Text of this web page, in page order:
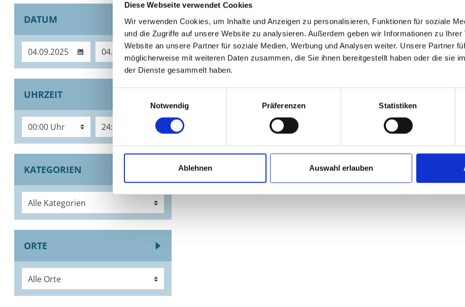
Diese Webseite verwendet Cookies
Wir verwenden Cookies, um Inhalte und Anzeigen zu personalisieren, Funktionen für soziale
und die Zugriffe auf unsere Website zu analysieren. Außerdem geben wir Informationen zu Ihrer
Website an unsere Partner für soziale Medien, Werbung und Analysen weiter. Unsere Partner
möglicherweise mit weiteren Daten zusammen, die Sie ihnen bereitgestellt haben oder die sie
der Dienste gesammelt haben.
Notwendig
Präferenzen Statistiken
Ablehnen Auswahl erlauben
DATUM
UHRZEIT
KATEGORIEN
Alle Kategorien
ORTE
Alle Orte
Ausstellungen & Führungen | Gasometer Oberhausen
04.09.2025 | 11:00 - 18:00 Uhr
Ausstellungen & Führungen | LUDWIGGALERIE Schloss Oberhausen
1